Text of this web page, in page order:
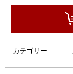
カテゴリー